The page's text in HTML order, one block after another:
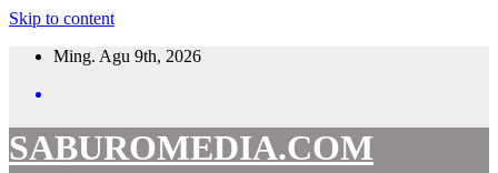
Skip to content
Ming. Agu 9th, 2026
SABUROMEDIA.COM